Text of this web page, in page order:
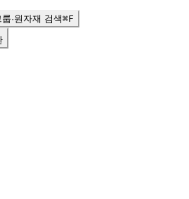
룹·원자재 검색⌘F